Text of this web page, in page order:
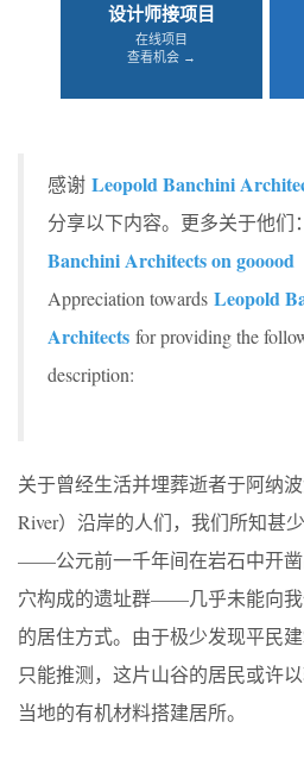
设计师接项目
在线项目
查看机会 →
感谢 Leopold Banchini
分享以下内容。更多关于他们：
Banchini Architects on gooood
Appreciation towards Leopold
Architects for providing the
description:
关于曾经生活并埋葬逝者于阿纳
River）沿岸的人们，我们所知甚
——公元前一千年间在岩石中开
穴构成的遗址群——几乎未能向
的居住方式。由于极少发现平民
只能推测，这片山谷的居民或许
当地的有机材料搭建居所。